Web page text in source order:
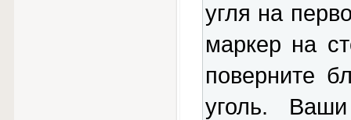
угля на
маркер на
поверните
уголь.